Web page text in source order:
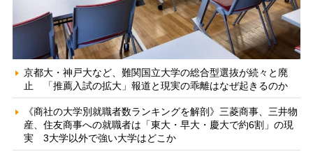
京都大・神戸大など、難関国立大学の総合型選抜が続々と廃
止 「推薦入試の拡大」報道と現実の乖離はなぜ起きるのか
《商社の大学別就職者数ランキングを解剖》三菱商事、三井物
産、住友商事への就職者は「東大・早大・慶大で約6割」の現
実 3大学以外で強い大学はどこか